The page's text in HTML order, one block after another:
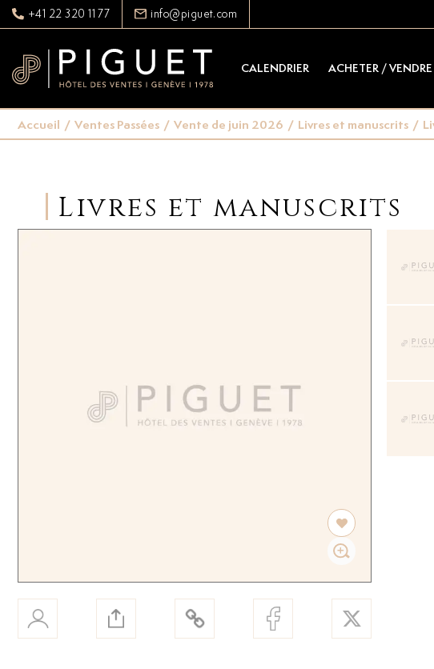
+41 22 320 11 77 info@piguet.com
CALENDRIER ACHETER / VENDRE
Accueil / Ventes Passées / Vente de juin 2026 / Livres et manuscrits /
Livres et manuscrits